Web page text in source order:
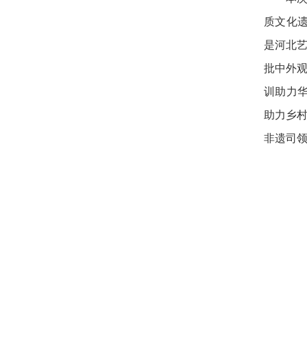
质文化
是河北
批中外
训助力
助力乡
非遗司